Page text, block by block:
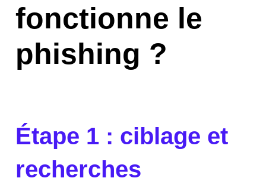
fonctionne le
phishing ?
Étape 1 : ciblage et
recherches